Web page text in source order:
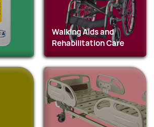
Walking Aids and
Rehabilitation Care